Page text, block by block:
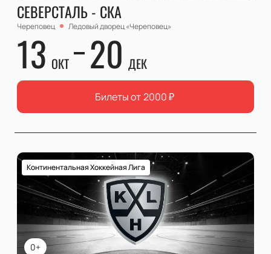
СЕВЕРСТАЛЬ - СКА
Череповец Ледовый дворец «Череповец»
13 ОКТ 20 ДЕК
Билеты от 2000₽
0+
Континентальная Хоккейная Лига